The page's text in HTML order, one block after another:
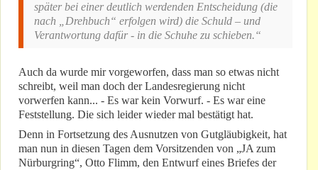
später bei einer deutlich werdenden Entscheidung (die
nach „Drehbuch“ erfolgen wird) die Schuld – und
Verantwortung dafür - in die Schuhe zu schieben.“
Auch da wurde mir vorgeworfen, dass man so etwas nicht
schreibt, weil man doch der Landesregierung nicht
vorwerfen kann... - Es war kein Vorwurf. - Es war eine
Feststellung. Die sich leider wieder mal bestätigt hat.
Denn in Fortsetzung des Ausnutzen von Gutgläubigkeit, hat
man nun in diesen Tagen dem Vorsitzenden von „JA zum
Nürburgring“, Otto Flimm, den Entwurf eines Briefes der